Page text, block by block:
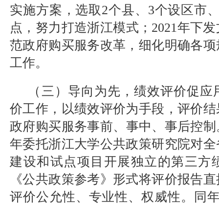
实施方案，选取2个县、 3个设区市
点，努力打造浙江模式； 2021年下
范政府购买服务改革，细化明确各
工作。
（三）导向为先，绩效评价促应
价工作，以绩效评价为手段，评价
政府购买服务事前、事中、事后控
年委托浙江大学公共政策研究院对
建设和试点项目开展独立的第三方
《公共政策参考》形式将评价报告
评价公允性、专业性、权威性。同